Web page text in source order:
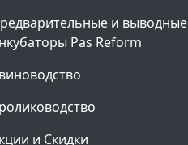
и выводные
Pas Reform
и Скидки